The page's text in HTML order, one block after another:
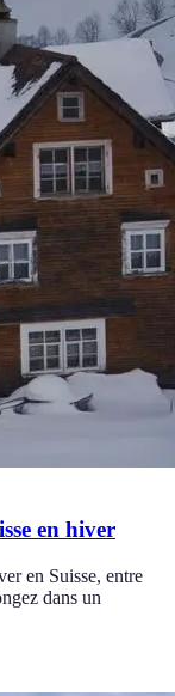
en hiver
en Suisse, entre
dans un